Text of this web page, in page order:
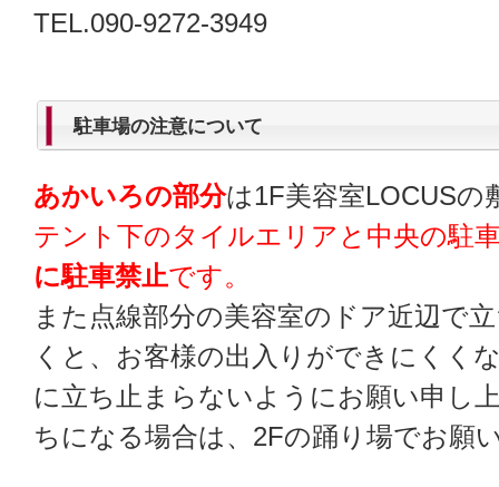
TEL.090-9272-3949
駐車場の注意について
あかいろの部分は1F美容室LOCUSの
テント下のタイルエリアと中央の駐
に駐車禁止です。
また点線部分の美容室のドア近辺で
くと、お客様の出入りができにくく
に立ち止まらないようにお願い申し
ちになる場合は、2Fの踊り場でお願